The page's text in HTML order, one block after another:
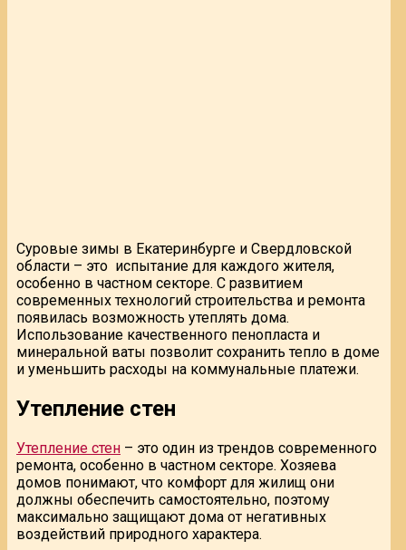
Суровые зимы в Екатеринбурге и Свердловской
области – это испытание для каждого жителя,
особенно в частном секторе. С развитием
современных технологий строительства и ремонта
появилась возможность утеплять дома.
Использование качественного пенопласта и
минеральной ваты позволит сохранить тепло в доме
и уменьшить расходы на коммунальные платежи.
Утепление стен
Утепление стен – это один из трендов современного
ремонта, особенно в частном секторе. Хозяева
домов понимают, что комфорт для жилищ они
должны обеспечить самостоятельно, поэтому
максимально защищают дома от негативных
воздействий природного характера.